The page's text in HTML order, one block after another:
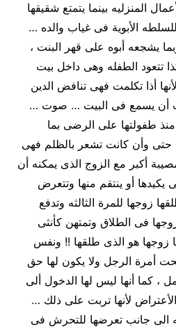
المنزليه بينما يتمتع شقيقها
الأبوية فى غياب والده …
يشجعه أبوه على قهر البنت ،
تتعود الطفله وهى داخل بيت
أذا تكلمت فهى تنافض الدين
أن يسمع فى البيت … صوت …
منذ طفولتها على الرضى بما
حتى وأن كانت تشعر بالظلم فهى
أكبر مع الزوج الذى يمكنه أن
يكيدها أو ينتقم منها وتتعرض
زوجها للمرة الثالثه وتدفع
فى الطلاق وتمتهن كأنثى
زوجها هو الذى طلقها !! ونفس
أمرة الرجل ولا يكون لها حق
، كما أنها ليس لها الدخول ألى
لأنها تربت على ذلك …
الى جانب تعرضها للتحرش فى